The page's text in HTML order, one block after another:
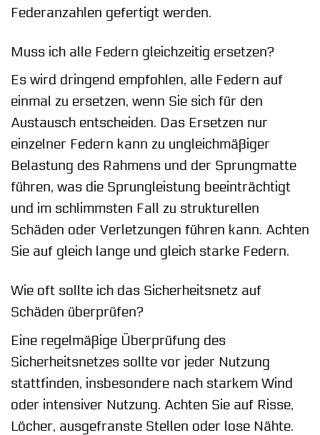
Federanzahlen gefertigt werden.
Muss ich alle Federn gleichzeitig ersetzen?
Es wird dringend empfohlen, alle Federn auf
einmal zu ersetzen, wenn Sie sich für den
Austausch entscheiden. Das Ersetzen nur
einzelner Federn kann zu ungleichmäßiger
Belastung des Rahmens und der Sprungmatte
führen, was die Sprungleistung beeinträchtigt
und im schlimmsten Fall zu strukturellen
Schäden oder Verletzungen führen kann. Achten
Sie auf gleich lange und gleich starke Federn.
Wie oft sollte ich das Sicherheitsnetz auf
Schäden überprüfen?
Eine regelmäßige Überprüfung des
Sicherheitsnetzes sollte vor jeder Nutzung
stattfinden, insbesondere nach starkem Wind
oder intensiver Nutzung. Achten Sie auf Risse,
Löcher, ausgefranste Stellen oder lose Nähte.